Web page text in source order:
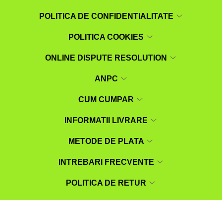
POLITICA DE CONFIDENTIALITATE
POLITICA COOKIES
ONLINE DISPUTE RESOLUTION
ANPC
CUM CUMPAR
INFORMATII LIVRARE
METODE DE PLATA
INTREBARI FRECVENTE
POLITICA DE RETUR